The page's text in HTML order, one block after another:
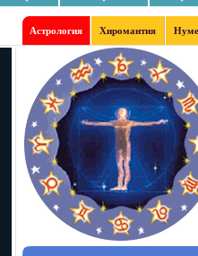
Астрология Хиромантия